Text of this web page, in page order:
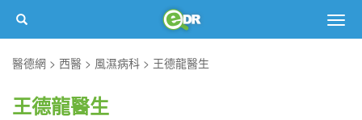
醫德網
西醫 風濕病科 王德龍醫生
王德龍醫生